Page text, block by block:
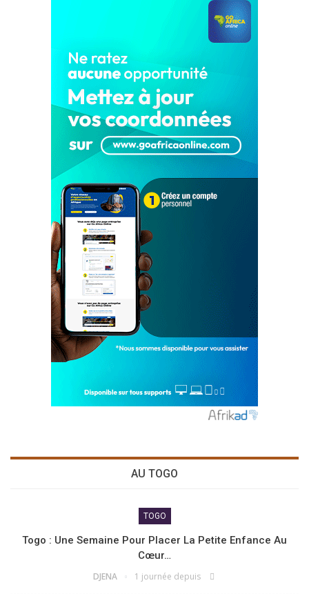
AU TOGO
TOGO
Togo : Une Semaine Pour Placer La Petite Enfance Au
Cœur…
DJENA 1 journée depuis